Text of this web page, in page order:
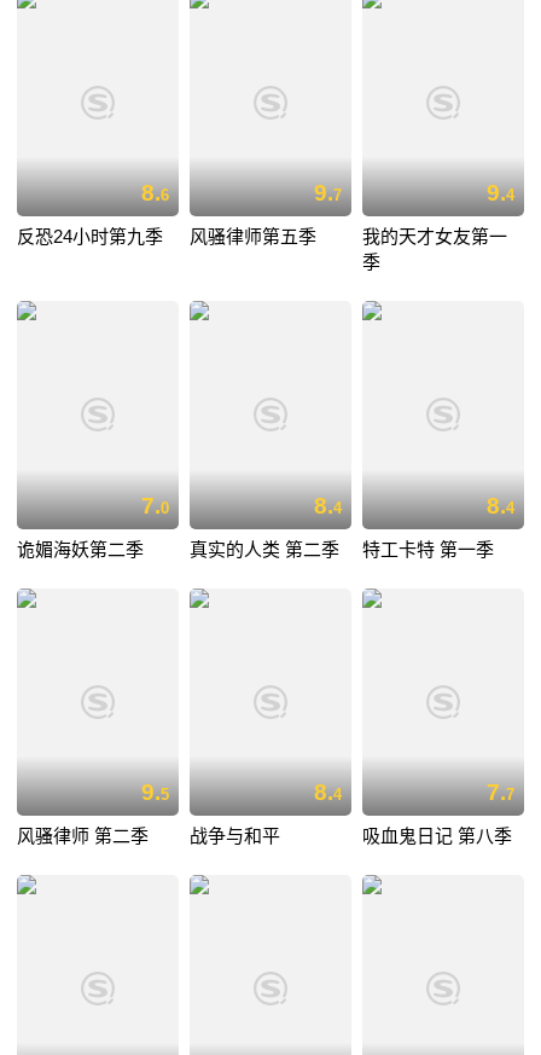
8.6
反恐24小时第九季
9.7
风骚律师第五季
9.4
我的天才女友第一
季
7.0
诡媚海妖第二季
8.4
真实的人类 第二季
8.4
特工卡特 第一季
9.5
风骚律师 第二季
8.4
战争与和平
7.7
吸血鬼日记 第八季